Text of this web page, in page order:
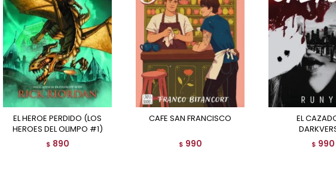
EL HEROE PERDIDO (LOS
HEROES DEL OLIMPO #1)
$ 890
CAFE SAN FRANCISCO
$ 990
EL CAZADOR -
$ 990